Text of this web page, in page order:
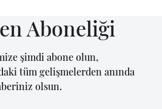
Aboneliği
şimdi abone olun,
tüm gelişmelerden anında
olsun.